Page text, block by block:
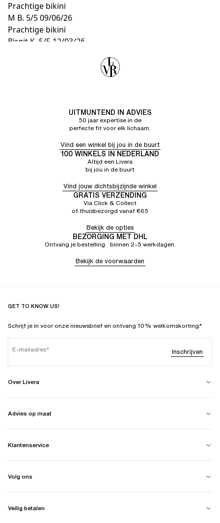
Prachtige bikini
M B. 5/509/06/26
Prachtige bikini
Birgit K. 5/5 12/03/26
UITMUNTEND IN ADVIES
50 jaar expertise in de
perfecte fit voor elk lichaam.
Vind een winkel bij jou in de buurt
100 WINKELS IN NEDERLAND
Altijd een Livera
bij jou in de buurt
Vind jouw dichtsbijzijnde winkel
GRATIS VERZENDING
Via Click & Collect
of thuisbezorgd vanaf €65
Bekijk de opties
BEZORGING MET DHL
Ontvang je bestelling binnen 2–5 werkdagen.
Bekijk de voorwaarden
GET TO KNOW US!
Schrijf je in voor onze nieuwsbrief en ontvang 10% welkomskorting.*
E-mailadres Inschrijven
Over Livera
Advies op maat
Klantenservice
Volg ons
Veilig betalen